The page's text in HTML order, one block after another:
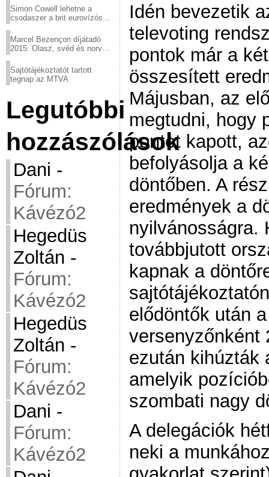
Simon Cowell lehetne a
csodaszer a brit eurovízós
Marcel Bezençon díjátadó
2015: Olasz, svéd és norvég
Sajtótájékoztatót tartott
tegnap az MTVA
Legutóbbi
hozzászólások
Dani -
Fórum:
Kávézó2
Hegedüs
Zoltán -
Fórum:
Kávézó2
Hegedüs
Zoltán -
Fórum:
Kávézó2
Dani -
Fórum:
Kávézó2
Idén bevezetik
televoting
pontok már a
összesített
Májusban, az
megtudni, hogy
pontot kapott,
befolyásolja a
döntőben. A
eredmények a
nyilvánosságra.
továbbjutott
kapnak a
elődöntők után
versenyzőnként
ezután kihúzták
amelyik
szombati nagy
A delegációk
neki a